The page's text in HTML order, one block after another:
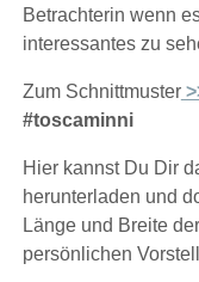
Betrachterin wenn
interessantes zu
Zum Schnittmuster
#toscaminni
Hier kannst Du Dir
herunterladen und
Länge und Breite
persönlichen